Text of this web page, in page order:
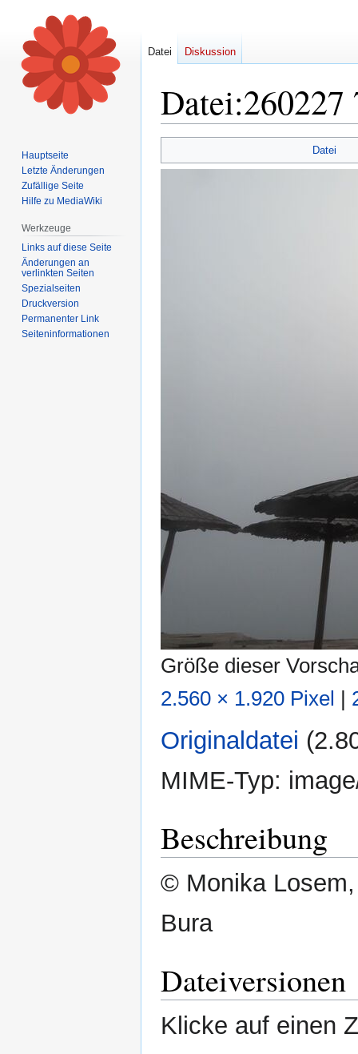
Datei:260227
Navigation
Suche
Datei
Größe dieser
2.560 × 1.920 Pixel |
Originaldatei
MIME-Typ:
Beschreibung
© Monika
Bura
Dateiversionen
Klicke auf einen
Datei Diskussion
Hauptseite
Letzte Änderungen
Zufällige Seite
Hilfe zu MediaWiki
Werkzeuge
Links auf diese Seite
Änderungen an
verlinkten Seiten
Spezialseiten
Druckversion
Permanenter Link
Seiten­informationen